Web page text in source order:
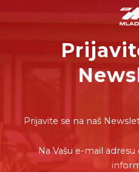
Prijavite se na naš
Na Vašu e-mail